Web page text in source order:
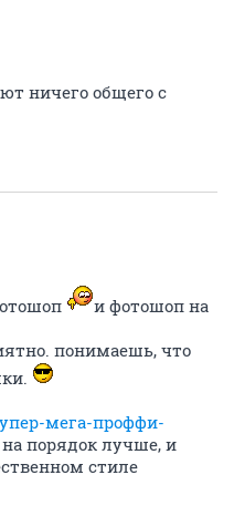
ничего общего с
и фотошоп на
понимаешь, что
мега-проффи-
порядок лучше, и
стиле